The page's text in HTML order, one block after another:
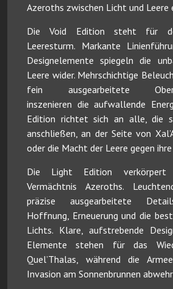
Azeroths zwischen Licht und Leere
Die Void Edition steht für
Leeresturm. Markante
Designelemente spiegeln die
Leere wider. Mehrschichtige
fein ausgearbeitete
inszenieren die aufwallende
Edition richtet sich an alle, die
anschließen, an der Seite von
oder die Macht der Leere gegen
Die Light Edition verkörpert
Vermächtnis Azeroths.
präzise ausgearbeitete
Hoffnung, Erneuerung und die
Lichts. Klare, aufstrebende
Elemente stehen für das
Quel’Thalas, während die
Invasion am Sonnenbrunnen